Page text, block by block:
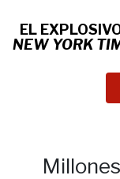
EL
NEW YORK